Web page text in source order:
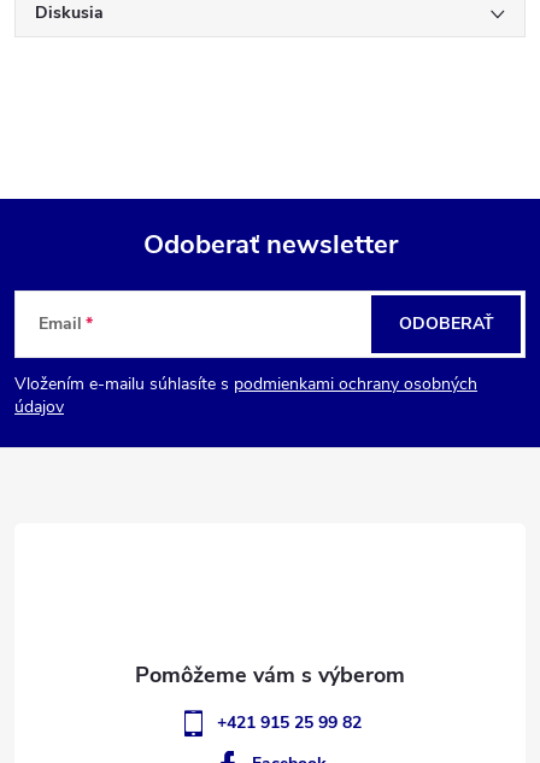
Diskusia
Z
á
p
Odoberať newsletter
Email
Vložením e-mailu súhlasíte s podmienkami ochrany osobných
údajov
ODOBERAŤ
+421 915 25 99 82